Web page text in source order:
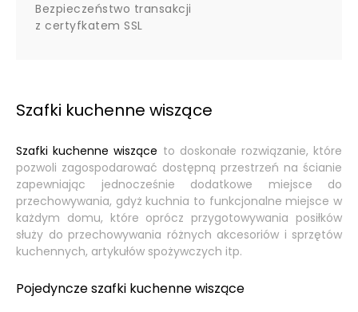
Bezpieczeństwo transakcji
z certyfkatem SSL
Szafki kuchenne wiszące
Szafki kuchenne wiszące to doskonałe rozwiązanie, które
pozwoli zagospodarować dostępną przestrzeń na ścianie
zapewniając jednocześnie dodatkowe miejsce do
przechowywania, gdyż kuchnia to funkcjonalne miejsce w
każdym domu, które oprócz przygotowywania posiłków
służy do przechowywania różnych akcesoriów i sprzętów
kuchennych, artykułów spożywczych itp.
Pojedyncze szafki kuchenne wiszące